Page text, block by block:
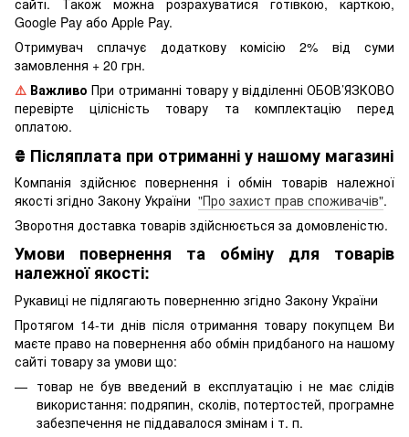
сайті. Також можна розрахуватися готівкою, карткою,
Google Pay або Apple Pay.
Отримувач сплачує додаткову комісію 2% від суми
замовлення + 20 грн.
⚠️ Важливо При отриманні товару у відділенні ОБОВ’ЯЗКОВО
перевірте цілісність товару та комплектацію перед
оплатою.
₴ Післяплата при отриманні у нашому магазині
Компанія здійснює повернення і обмін товарів належної
якості згідно Закону України "Про захист прав споживачів".
Зворотня доставка товарів здійснюється за домовленістю.
Умови повернення та обміну для товарів
належної якості:
Рукавиці не підлягають поверненню згідно Закону України
Протягом 14-ти днів після отримання товару покупцем Ви
маєте право на повернення або обмін придбаного на нашому
сайті товару за умови що:
товар не був введений в експлуатацію і не має слідів
використання: подряпин, сколів, потертостей, програмне
забезпечення не піддавалося змінам і т. п.